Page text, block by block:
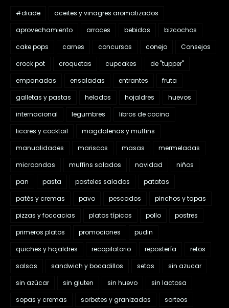
#diade
aceites y vinagres aromatizados
aprovechamiento
arroces bebidas
bizcochos
cake pops
carnes concursos conejo
Consejos
crock pot
croquetas cupcakes
de "tupper"
empanadas
ensaladas entrantes
fruta
galletas y pastas
helados hojaldres
huevos
internacional
legumbres
libros de cocina
licores y cocktail
magdalenas y muffins
manualidades
mariscos masas
mermeladas
microondas
muffins salados navidad
niños
pan
pasta pasteles salados
patatas
patés y cremas
pavo pescados
pinchos y tapas
pizzas y foccacias
platos típicos pollo
postres
primeros platos
promociones
pudin
quiches y hojaldres
recopilatorio repostería
retos
salsas
sandwich y bocadillos setas
sin azucar
sin azúcar
sin gluten sin huevo
sin lactosa
sopas y cremas
sorbetes y granizados
sorteos